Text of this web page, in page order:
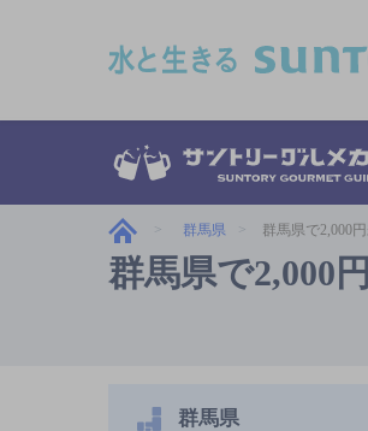
群馬県 群馬県で2,000
群馬県で2,000
群馬県